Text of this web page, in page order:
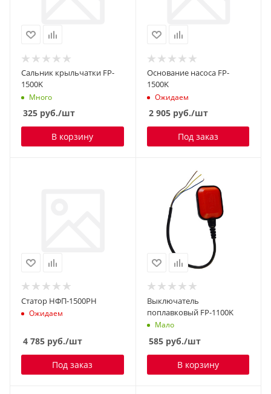
Сальник крыльчатки FP-
1500K
Много
325 руб./шт
В корзину
Основание насоса FP-
1500K
Ожидаем
2 905руб./шт
Под заказ
Статор НФП-1500РН
Ожидаем
4 785 руб./шт
Под заказ
Выключатель
поплавковый FP-1100K
Мало
585руб./шт
В корзину